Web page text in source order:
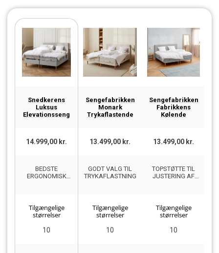
Snedkerens
Luksus
Elevationsseng
Sengefabrikken
Monark
Trykaflastende
Sengefabrikken
Fabrikkens
Kølende
14.999,00 kr. 13.499,00 kr. 13.499,00 kr.
BEDSTE
ERGONOMISK
GODT VALG TIL
TRYKAFLASTNING
TOPSTØTTE TIL
JUSTERING AF
Tilgængelige
størrelser
10
Tilgængelige
størrelser
10
Tilgængelige
størrelser
10